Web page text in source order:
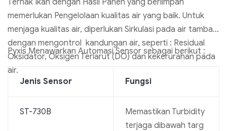
memerlukan Pengelolaan kualitas air yang baik. Untuk
menjaga kualitas air, diperlukan Sirkulasi pada air tambak
dengan mengontrol kandungan air, seperti : Residual
Oksidator, Oksigen Terlarut (DO) dan kekerurahan pada
air.
Pyxis Menawarkan Automasi Sensor sebagai berikut :
Jenis Sensor Fungsi
ST-730B
Memastikan Turbidity
terjaga dibawah targ